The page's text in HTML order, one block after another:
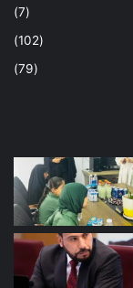
(7)
(102)
(79)